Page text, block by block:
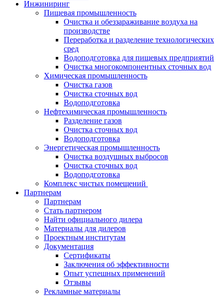
Инжиниринг
Пищевая промышленность
Очистка и обеззараживание воздуха на
производстве
Переработка и разделение технологических
сред
Водоподготовка для пищевых предприятий
Очистка многокомпонентных сточных вод
Химическая промышленность
Очистка газов
Очистка сточных вод
Водоподготовка
Нефтехимическая промышленность
Разделение газов
Очистка сточных вод
Водоподготовка
Энергетическая промышленность
Очистка воздушных выбросов
Очистка сточных вод
Водоподготовка
Комплекс чистых помещений
Партнерам
Партнерам
Стать партнером
Найти официального дилера
Материалы для дилеров
Проектным институтам
Документация
Сертификаты
Заключения об эффективности
Опыт успешных применений
Отзывы
Рекламные материалы